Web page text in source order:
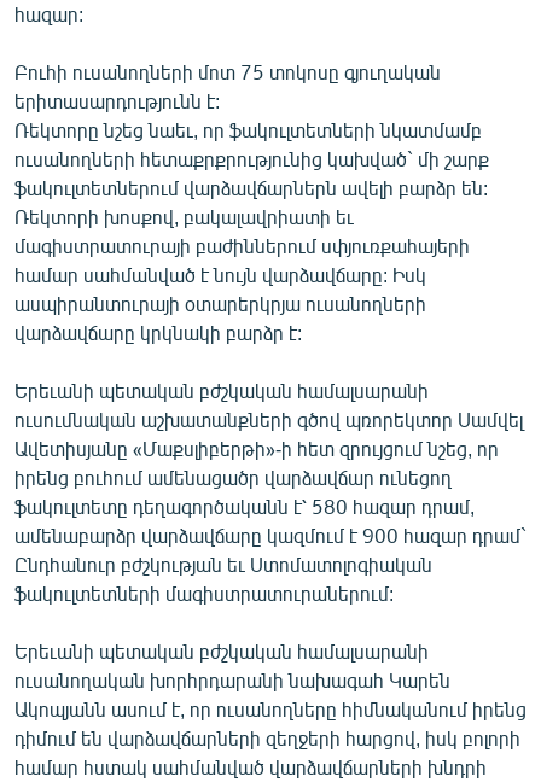
հազար:
Բուհի ուսանողների մոտ 75 տոկոսը գյուղական
երիտասարդությունն է:
Ռեկտորը նշեց նաեւ, որ ֆակուլտետների նկատմամբ
ուսանողների հետաքրքրությունից կախված` մի շարք
ֆակուլտետներում վարձավճարներն ավելի բարձր են:
Ռեկտորի խոսքով, բակալավրիատի եւ
մագիստրատուրայի բաժիններում սփյուռքահայերի
համար սահմանված է նույն վարձավճարը: Իսկ
ասպիրանտուրայի օտարերկրյա ուսանողների
վարձավճարը կրկնակի բարձր է:
Երեւանի պետական բժշկական համալսարանի
ուսումնական աշխատանքների գծով պռորեկտոր Սամվել
Ավետիսյանը «Մաքսլիբերթի»-ի հետ զրույցում նշեց, որ
իրենց բուհում ամենացածր վարձավճար ունեցող
ֆակուլտետը դեղագործականն է՝ 580 հազար դրամ,
ամենաբարձր վարձավճարը կազմում է 900 հազար դրամ`
Ընդհանուր բժշկության եւ Ստոմատոլոգիական
ֆակուլտետների մագիստրատուրաներում:
Երեւանի պետական բժշկական համալսարանի
ուսանողական խորհրդարանի նախագահ Կարեն
Ակոպյանն ասում է, որ ուսանողները հիմնականում իրենց
դիմում են վարձավճարների զեղջերի հարցով, իսկ բոլորի
համար հստակ սահմանված վարձավճարների խնդրի